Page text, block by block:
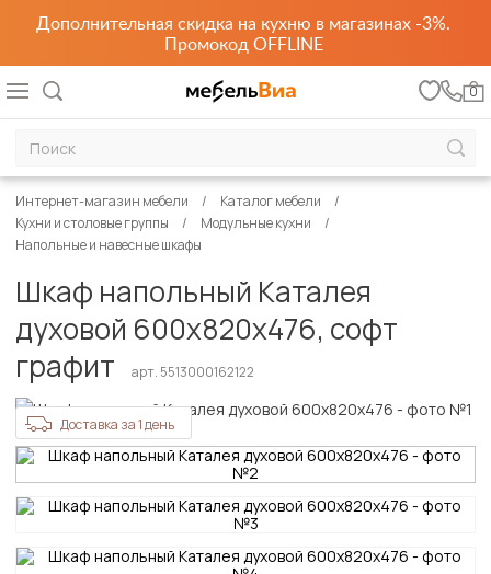
Дополнительная скидка на кухню в магазинах -3%.
Промокод OFFLINE
0
Интернет-магазин мебели
Каталог мебели
Кухни и столовые группы
Модульные кухни
Напольные и навесные шкафы
Шкаф напольный Каталея
духовой 600х820х476, софт
графит
арт. 5513000162122
Доставка за 1 день